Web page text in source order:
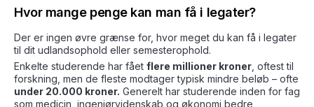
Hvor mange penge kan man få i legater?
Der er ingen øvre grænse for, hvor meget du kan få i legater
til dit udlandsophold eller semesterophold.
Enkelte studerende har fået flere millioner kroner , oftest til
forskning, men de fleste modtager typisk mindre beløb – ofte
under 20.000 kroner. Generelt har studerende inden for fag
som medicin, ingeniørvidenskab og økonomi bedre